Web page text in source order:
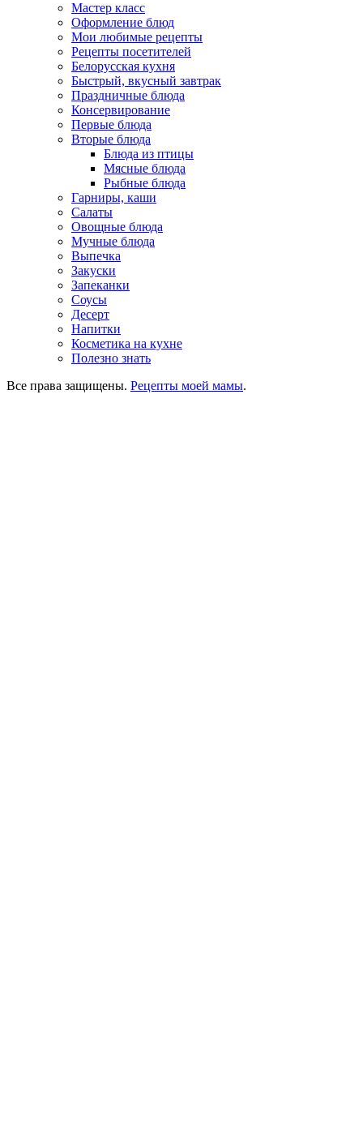
Мастер класс
Оформление блюд
Мои любимые рецепты
Рецепты посетителей
Белорусская кухня
Быстрый, вкусный завтрак
Праздничные блюда
Консервирование
Первые блюда
Вторые блюда
Блюда из птицы
Мясные блюда
Рыбные блюда
Гарниры, каши
Салаты
Овощные блюда
Мучные блюда
Выпечка
Закуски
Запеканки
Соусы
Десерт
Напитки
Косметика на кухне
Полезно знать
Все права защищены. Рецепты моей мамы.